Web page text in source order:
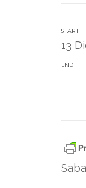
START
13
END